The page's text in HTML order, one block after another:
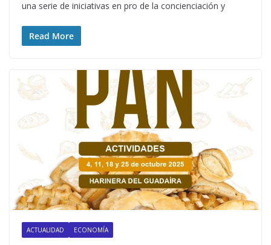
una serie de iniciativas en pro de la concienciación y
Read More
ACTUALIDAD ECONOMÍA